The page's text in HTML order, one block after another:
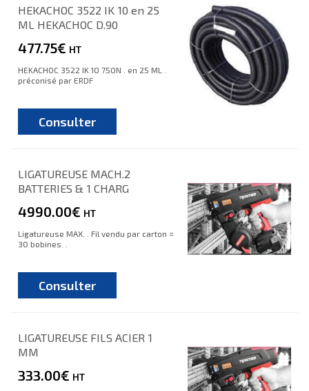
HEKACHOC 3522 IK 10 en 25
ML HEKACHOC D.90
477.75€ HT
HEKACHOC 3522 IK 10 750N . en 25 ML .
préconisé par ERDF
Consulter
LIGATUREUSE MACH.2
BATTERIES & 1 CHARG
4990.00€ HT
Ligatureuse MAX. . Fil vendu par carton =
30 bobines. .
Consulter
LIGATUREUSE FILS ACIER 1
MM
333.00€ HT